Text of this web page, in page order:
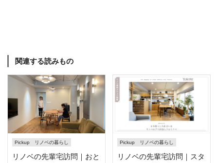
関連する読みもの
Pickup リノベの暮らし
リノベの先輩宅訪問｜おと
Pickup リノベの暮らし
リノベの先輩宅訪問｜スタ